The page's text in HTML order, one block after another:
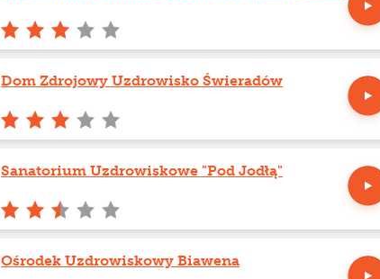
Dom Zdrojowy Uzdrowisko Świeradów
Sanatorium Uzdrowiskowe "Pod Jodłą"
Ośrodek Uzdrowiskowy Biawena